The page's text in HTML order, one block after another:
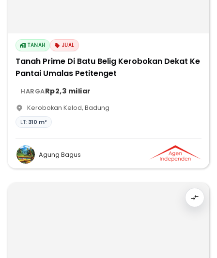
TANAH JUAL
Tanah Prime Di Batu Belig Kerobokan Dekat Ke
Pantai Umalas Petitenget
HARGARp2,3 miliar
Kerobokan Kelod, Badung
LT: 310 m²
Agung Bagus